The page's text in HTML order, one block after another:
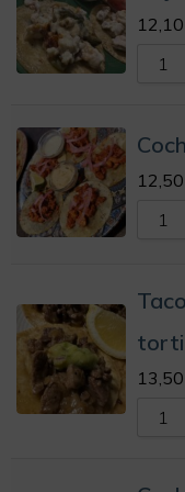
12,10
12,50
13,50